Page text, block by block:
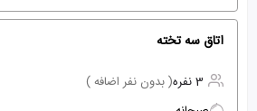
اتاق سه تخته
3 نفره
( بدون نفر اضافه )